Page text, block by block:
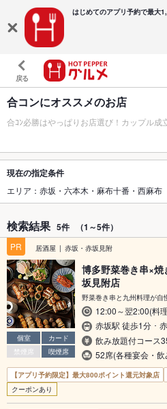
はじめてのアプリ予約で最大
戻る
合コンにオススメのお店
合ｺﾝ必勝はやっぱりお店選び！カップル成
現在の指定条件
エリア：赤坂・六本木・麻布十番・西麻布
検索結果 5件 （1～5件）
PR 居酒屋 赤坂・赤坂見附
個室
カード
禁煙席
喫煙席
博多野菜巻き串×
坂見附店
野菜巻き串と九州料理が自
12:00～翌2:00(料
赤坂駅 徒歩1分 ･
飲み放題付コース
52席(各種宴会・
【アプリ予約限定】最大800ポイント還元対象店
クーポンあり